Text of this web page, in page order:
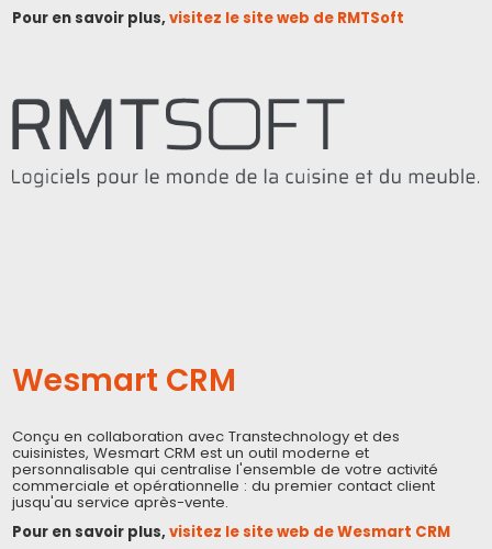
Pour en savoir plus, visitez le site web de RMTSoft
Wesmart CRM
Conçu en collaboration avec Transtechnology et des
cuisinistes, Wesmart CRM est un outil moderne et
personnalisable qui centralise l'ensemble de votre activité
commerciale et opérationnelle : du premier contact client
jusqu'au service après-vente.
Pour en savoir plus, visitez le site web de Wesmart CRM